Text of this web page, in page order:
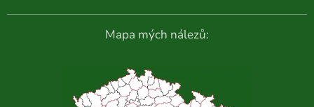
Mapa mých nálezů: